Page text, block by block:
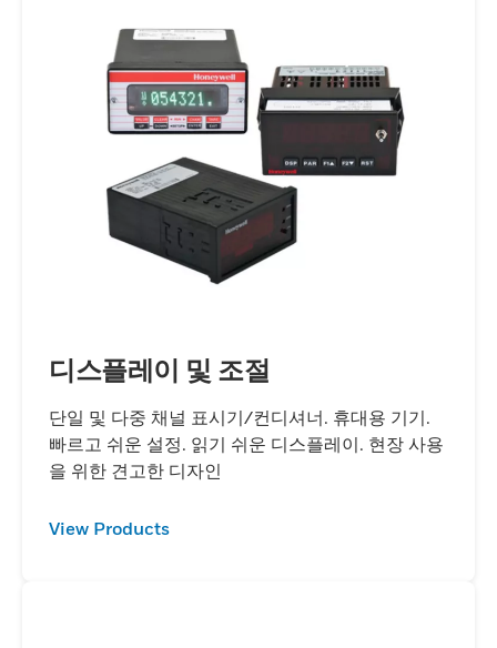
디스플레이 및 조절
단일 및 다중 채널 표시기/컨디셔너. 휴대용 기기.
빠르고 쉬운 설정. 읽기 쉬운 디스플레이. 현장 사용
을 위한 견고한 디자인
View Products